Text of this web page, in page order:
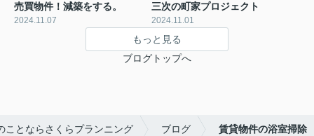
売買物件！減築をする。
2024.11.07
三次の町家プロジェクト
2024.11.01
もっと見る
ブログトップへ
ことならさくらプランニング ブログ 賃貸物件の浴室掃除